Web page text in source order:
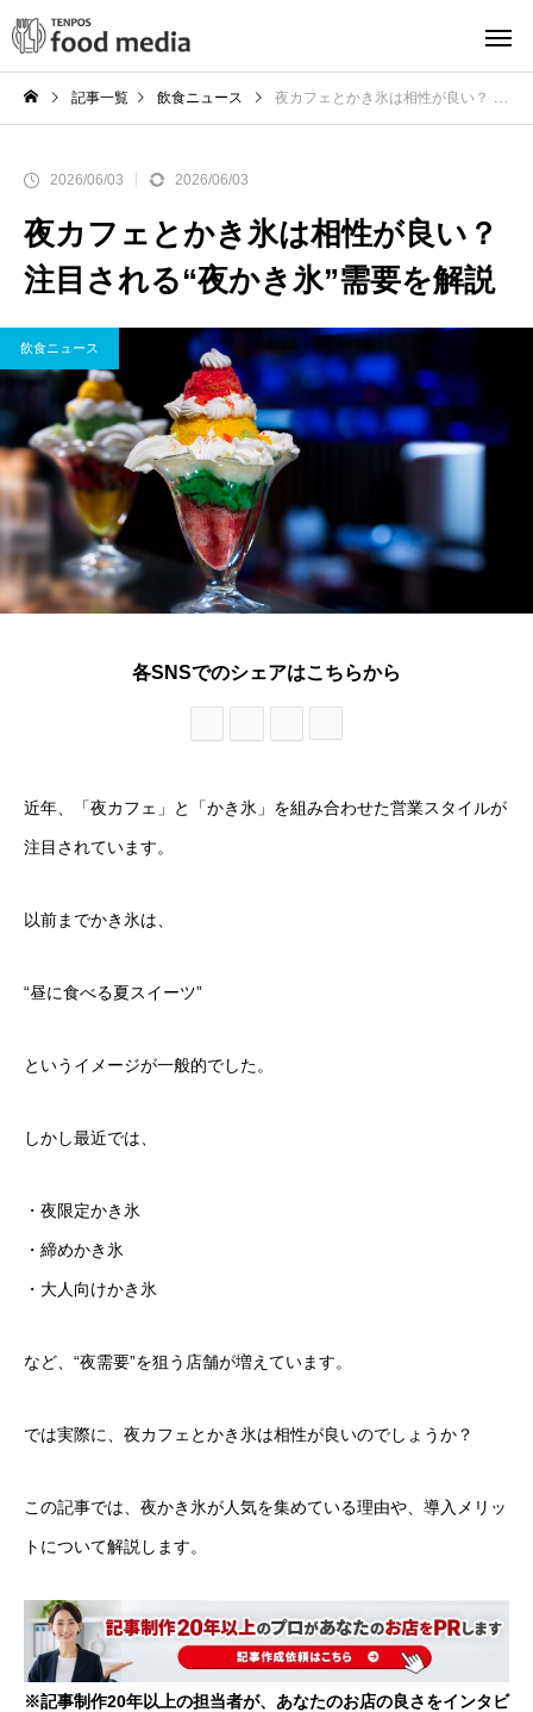
記事一覧 飲食ニュース 夜カフェとかき氷は相性が良い？ 注目される“夜かき氷”需要を解説
2026/06/03 2026/06/03
夜カフェとかき氷は相性が良い？
注目される“夜かき氷”需要を解説
飲食ニュース
各SNSでのシェアはこちらから
近年、「夜カフェ」と「かき氷」を組み合わせた営業スタイルが
注目されています。
以前までかき氷は、
“昼に食べる夏スイーツ”
というイメージが一般的でした。
しかし最近では、
・夜限定かき氷
・締めかき氷
・大人向けかき氷
など、“夜需要”を狙う店舗が増えています。
では実際に、夜カフェとかき氷は相性が良いのでしょうか？
この記事では、夜かき氷が人気を集めている理由や、導入メリッ
トについて解説します。
※記事制作20年以上の担当者が、あなたのお店の良さをインタビ